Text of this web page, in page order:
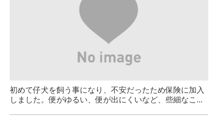
初めて仔犬を飼う事になり、不安だったため保険に加入
しました。便がゆるい、便が出にくいなど、些細なこ...